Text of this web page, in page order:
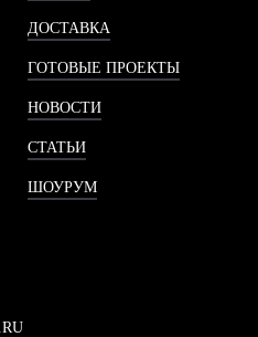
ДОСТАВКА
ГОТОВЫЕ ПРОЕКТЫ
НОВОСТИ
СТАТЬИ
ШОУРУМ